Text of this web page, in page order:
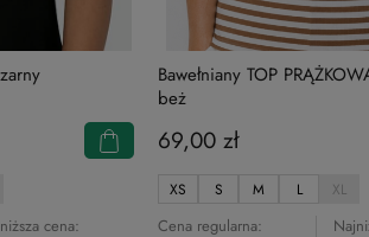
cena:
Bawełniany TOP
beż
69,00 zł
Cena regularna:
XS S M L XL